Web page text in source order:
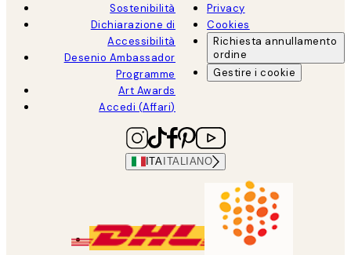
Sostenibilità
Dichiarazione di
Accessibilità
Desenio Ambassador
Programme
Art Awards
Accedi (Affari)
Privacy
Cookies
Richiesta annullamento
ordine
Gestire i cookie
ITA ITALIANO